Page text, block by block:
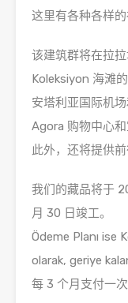
这里有各种各样的
该建筑群将在拉
Koleksiyon 海滩的
安塔利亚国际机
Agora 购物中心
此外，还将提供
我们的藏品将于
月 30 日竣工。
Ödeme Planı ise
olarak, geriye
每 3 个月支付一次